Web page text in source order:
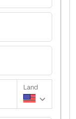
Land